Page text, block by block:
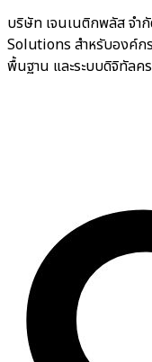
บริษัท เจนเนติกพลัส จำ
Solutions สำหรับองค์ก
พื้นฐาน และระบบดิจิทัลค